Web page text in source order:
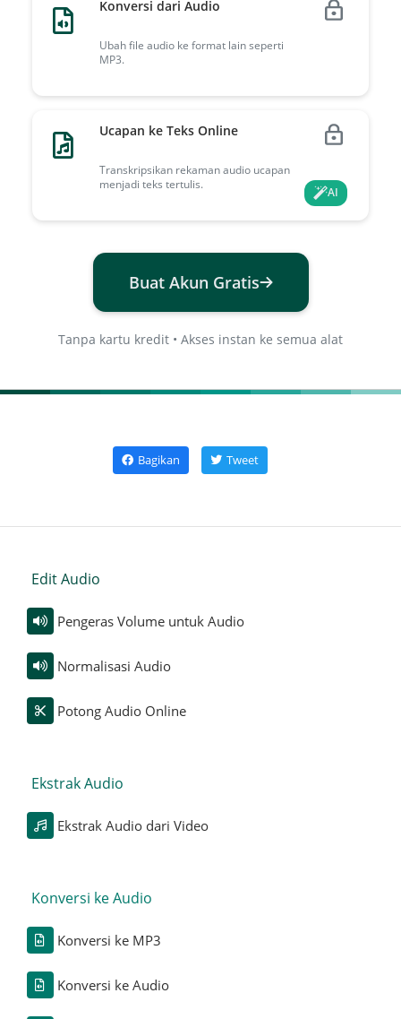
Konversi dari Audio
Ubah file audio ke format lain seperti
MP3.
Ucapan ke Teks Online
Transkripsikan rekaman audio ucapan
menjadi teks tertulis.
AI
Buat Akun Gratis
Tanpa kartu kredit • Akses instan ke semua alat
Bagikan Tweet
Edit Audio
Pengeras Volume untuk Audio
Normalisasi Audio
Potong Audio Online
Ekstrak Audio
Ekstrak Audio dari Video
Konversi ke Audio
Konversi ke MP3
Konversi ke Audio